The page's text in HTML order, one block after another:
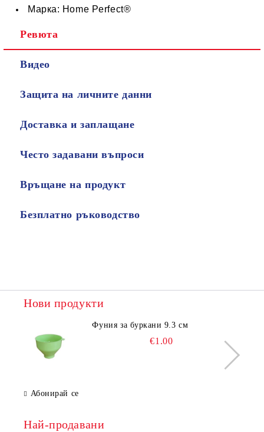
Марка: Home Perfect®
Ревюта
Видео
Защита на личните данни
Доставка и заплащане
Често задавани въпроси
Връщане на продукт
Безплатно ръководство
Нови продукти
Фуния за буркани 9.3 см
€1.00
Абонирай се
Най-продавани